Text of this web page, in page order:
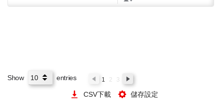
Show entries 1 2 3
CSV下載 儲存設定